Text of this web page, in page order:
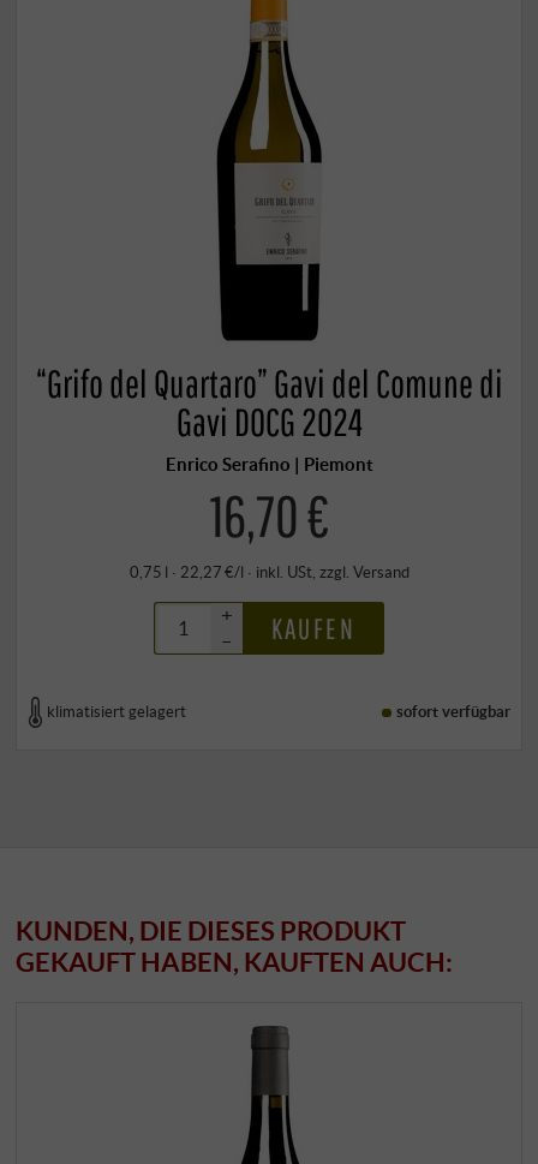
“Grifo del Quartaro” Gavi del Comune di
Gavi DOCG 2024
Enrico Serafino | Piemont
16,70 €
0,75 l · 22,27 €/l · inkl. USt, zzgl. Versand
+
–
KAUFEN
klimatisiert gelagert sofort verfügbar
KUNDEN, DIE DIESES PRODUKT
GEKAUFT HABEN, KAUFTEN AUCH: